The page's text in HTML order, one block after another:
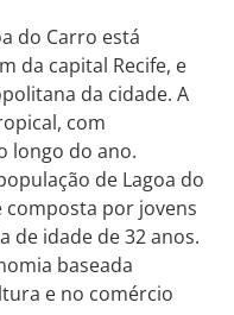
do Carro está
da capital Recife, e
da cidade. A
com
longo do ano.
de Lagoa do
por jovens
de idade de 32 anos.
baseada
e no comércio